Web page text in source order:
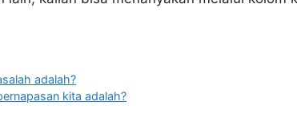
adalah?
kita adalah?